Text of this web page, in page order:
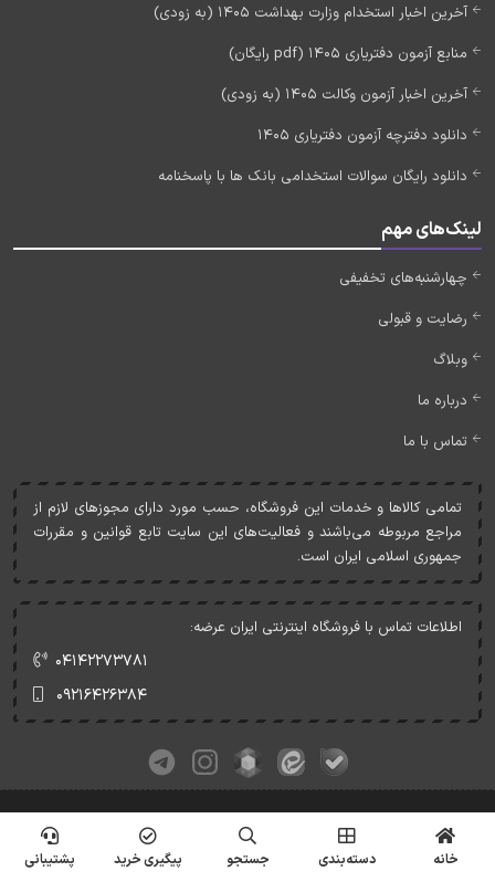
آخرین اخبار استخدام وزارت بهداشت 1405 (به زودی)
منابع آزمون دفتریاری 1405 (pdf رایگان)
آخرین اخبار آزمون وکالت 1405 (به زودی)
دانلود دفترچه آزمون دفتریاری 1405
دانلود رایگان سوالات استخدامی بانک ها با پاسخنامه
لینک‌های مهم
چهارشنبه‌های تخفیفی
رضایت و قبولی
وبلاگ
درباره ما
تماس با ما
تمامی کالاها و خدمات اين فروشگاه، حسب مورد دارای مجوزهای لازم از
مراجع مربوطه می‌باشند و فعاليت‌های اين سايت تابع قوانين و مقررات
جمهوری اسلامی ايران است.
اطلاعات تماس با فروشگاه اینترنتی ایران عرضه:
۰۴۱۴۲۲۷۳۷۸۱
۰۹۲۱۶۴۲۶۳۸۴
خانه دسته‌بندی جستجو پیگیری خرید پشتیبانی